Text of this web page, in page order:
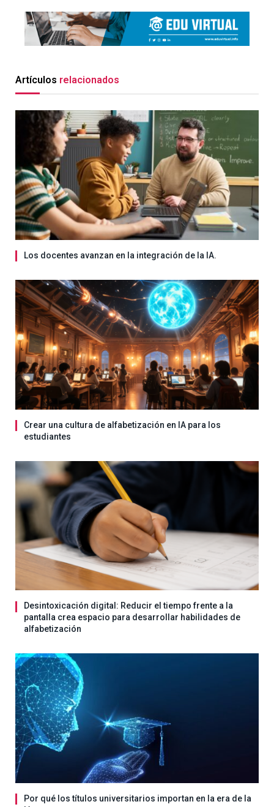
Artículos relacionados
Los docentes avanzan en la integración de la IA.
Crear una cultura de alfabetización en IA para los
estudiantes
Desintoxicación digital: Reducir el tiempo frente a la
pantalla crea espacio para desarrollar habilidades de
alfabetización
Por qué los títulos universitarios importan en la era de la